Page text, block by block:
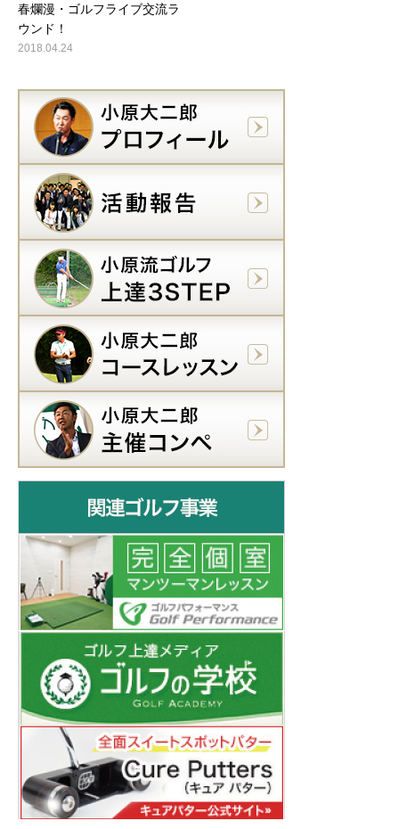
春爛漫・ゴルフライブ交流ラ
ウンド！
2018.04.24